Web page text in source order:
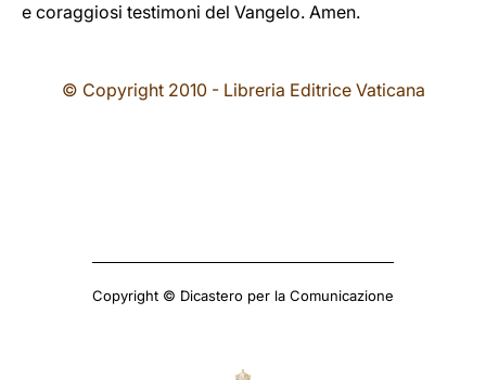
e coraggiosi testimoni del Vangelo. Amen.
© Copyright 2010 - Libreria Editrice Vaticana
Copyright © Dicastero per la Comunicazione